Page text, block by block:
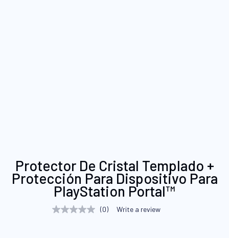
al
comienzo
Protector De Cristal Templado +
Protección Para Dispositivo Para
PlayStation Portal™
No (0) Write a review